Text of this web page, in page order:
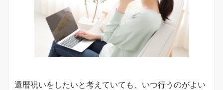
還暦祝いをしたいと考えていても、いつ行うのがよい